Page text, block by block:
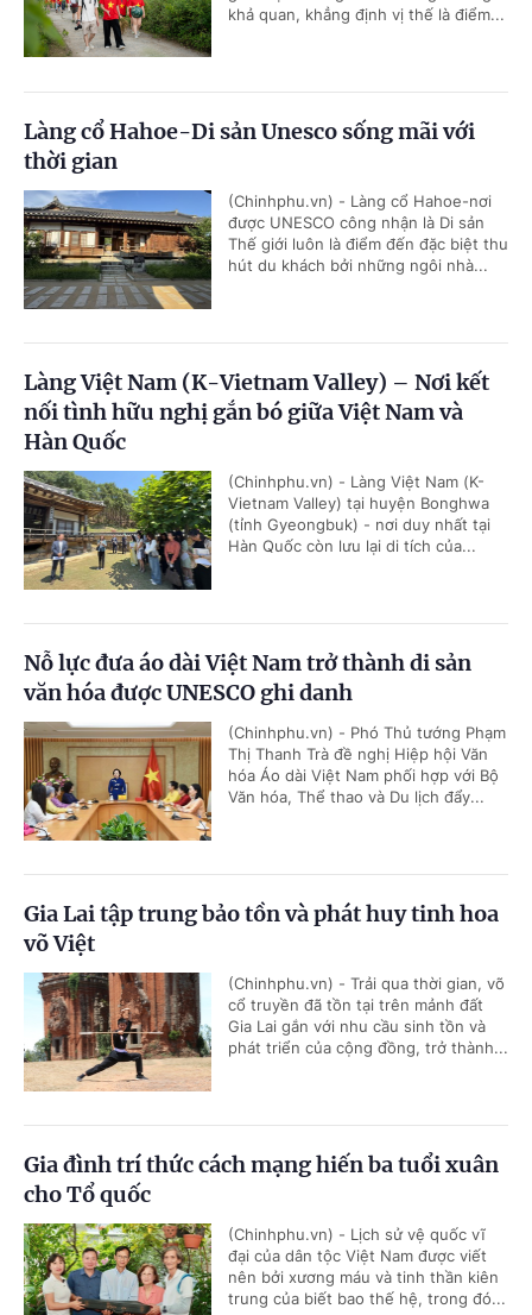
khả quan, khẳng định vị thế là điểm...
Làng cổ Hahoe-Di sản Unesco sống mãi với
thời gian
(Chinhphu.vn) - Làng cổ Hahoe-nơi
được UNESCO công nhận là Di sản
Thế giới luôn là điểm đến đặc biệt thu
hút du khách bởi những ngôi nhà...
Làng Việt Nam (K-Vietnam Valley) – Nơi kết
nối tình hữu nghị gắn bó giữa Việt Nam và
Hàn Quốc
(Chinhphu.vn) - Làng Việt Nam (K-
Vietnam Valley) tại huyện Bonghwa
(tỉnh Gyeongbuk) - nơi duy nhất tại
Hàn Quốc còn lưu lại di tích của...
Nỗ lực đưa áo dài Việt Nam trở thành di sản
văn hóa được UNESCO ghi danh
(Chinhphu.vn) - Phó Thủ tướng Phạm
Thị Thanh Trà đề nghị Hiệp hội Văn
hóa Áo dài Việt Nam phối hợp với Bộ
Văn hóa, Thể thao và Du lịch đẩy...
Gia Lai tập trung bảo tồn và phát huy tinh hoa
võ Việt
(Chinhphu.vn) - Trải qua thời gian, võ
cổ truyền đã tồn tại trên mảnh đất
Gia Lai gắn với nhu cầu sinh tồn và
phát triển của cộng đồng, trở thành...
Gia đình trí thức cách mạng hiến ba tuổi xuân
cho Tổ quốc
(Chinhphu.vn) - Lịch sử vệ quốc vĩ
đại của dân tộc Việt Nam được viết
nên bởi xương máu và tinh thần kiên
trung của biết bao thế hệ, trong đó...